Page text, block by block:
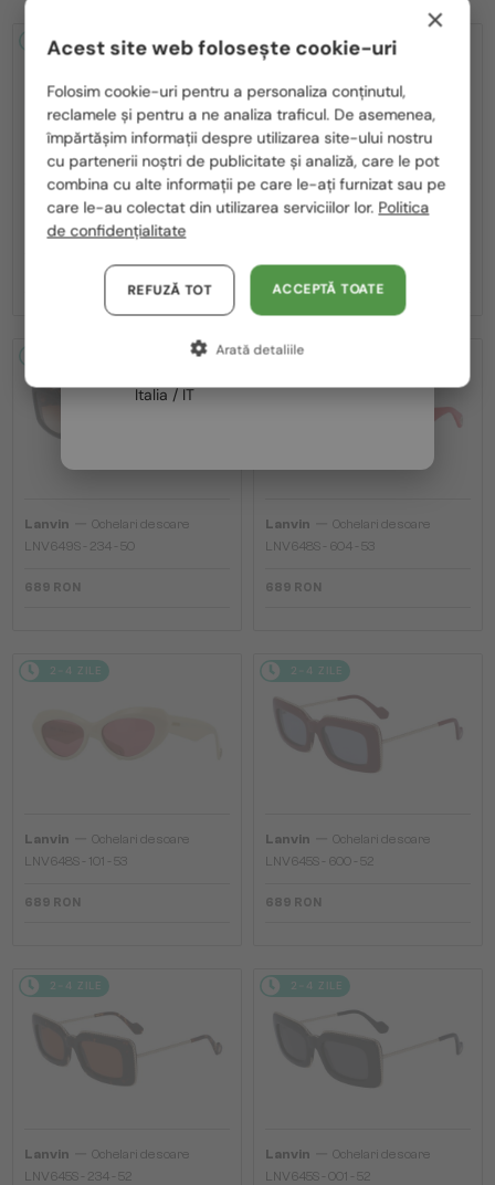
2-4 ZILE
Lanvin—Ochelari de soare
LNV652S - 058 - 55
2-4 ZILE
Lanvin—Ochelari de soare
Lanvin
Ochelari de soare
LNV649S - 234 - 50
689 RON
2-4 ZILE
Lanvin
Ochelari de soare
LNV648S - 604 - 53
689 RON
2-4 ZILE
Lanvin
Ochelari de soare
LNV648S - 101 - 53
689 RON
2-4 ZILE
Lanvin
Ochelari de soare
LNV645S - 600 - 52
689 RON
2-4 ZILE
Lanvin
Ochelari de soare
LNV645S - 234 - 52
2-4 ZILE
Lanvin
Ochelari de soare
LNV645S - 001 - 52
România / RO
Polska / PL
Magyarország / HU
United Arab Emirates / EN
Austria / AT
Germania / DE
Franța / FR
Italia / IT
×
Acest site web folosește cookie-uri
Folosim cookie-uri pentru a personaliza conținutul,
reclamele și pentru a ne analiza traficul. De asemenea,
împărtășim informații despre utilizarea site-ului nostru
cu partenerii noștri de publicitate și analiză, care le pot
combina cu alte informații pe care le-ați furnizat sau pe
care le-au colectat din utilizarea serviciilor lor. Politica
de confidențialitate
ACCEPTĂ TOATE
REFUZĂ TOT
Arată detaliile